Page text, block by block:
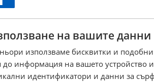
на вашите данни
използваме бисквитки и
до информация на вашето устройство
идентификатори и данни за